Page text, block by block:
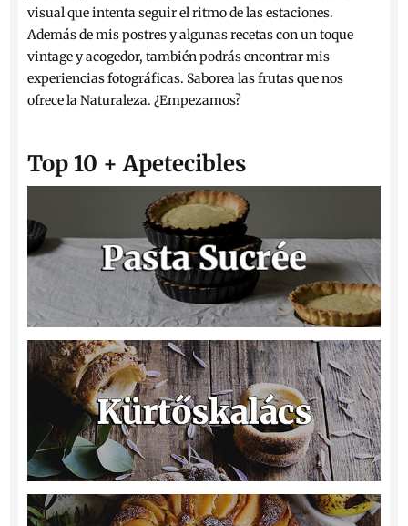
visual que intenta seguir el ritmo de las estaciones.
Además de mis postres y algunas recetas con un toque
vintage y acogedor, también podrás encontrar mis
experiencias fotográficas. Saborea las frutas que nos
ofrece la Naturaleza. ¿Empezamos?
Top 10 + Apetecibles